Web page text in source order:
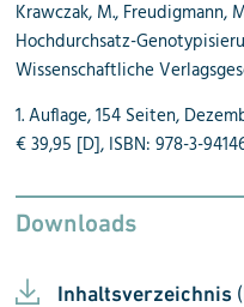
Krawczak, M., Freudigmann,
Hochdurchsatz-
Wissenschaftliche
1. Auflage, 154 Seiten,
€ 39,95 [D], ISBN: 978-3-
Downloads
Inhaltsverzeichnis